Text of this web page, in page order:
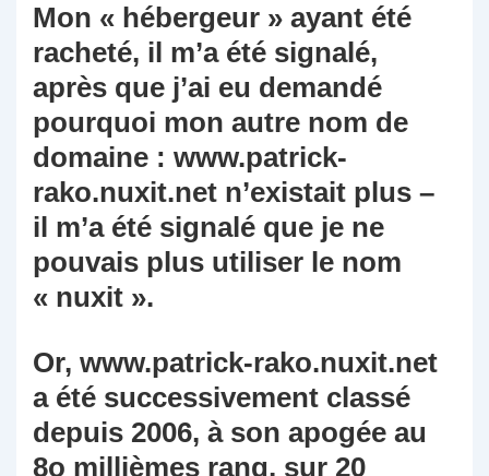
Mon « hébergeur » ayant été
racheté, il m’a été signalé,
après que j’ai eu demandé
pourquoi mon autre nom de
domaine : www.patrick-
rako.nuxit.net n’existait plus –
il m’a été signalé que je ne
pouvais plus utiliser le nom
« nuxit ».
Or, www.patrick-rako.nuxit.net
a été successivement classé
depuis 2006, à son apogée au
8o millièmes rang, sur 20